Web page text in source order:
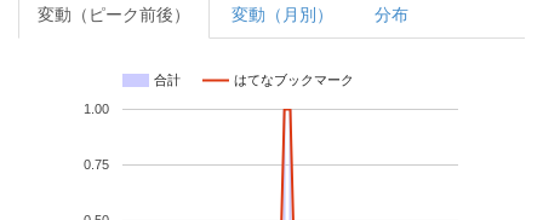
変動（ピーク前後） 変動（月別） 分布
合計 はてなブックマーク
0.75
1.00